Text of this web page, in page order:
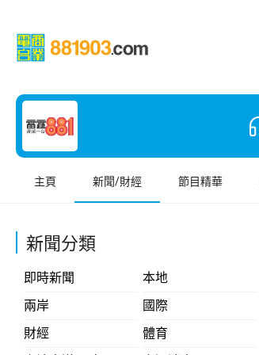
主頁 新聞/財經 節目精華
新聞分類
即時新聞
本地
兩岸
國際
財經
體育